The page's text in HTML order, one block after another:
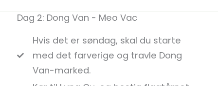
Dag 2: Dong Van - Meo Vac
Hvis det er søndag, skal du starte
med det farverige og travle Dong
Van-marked.